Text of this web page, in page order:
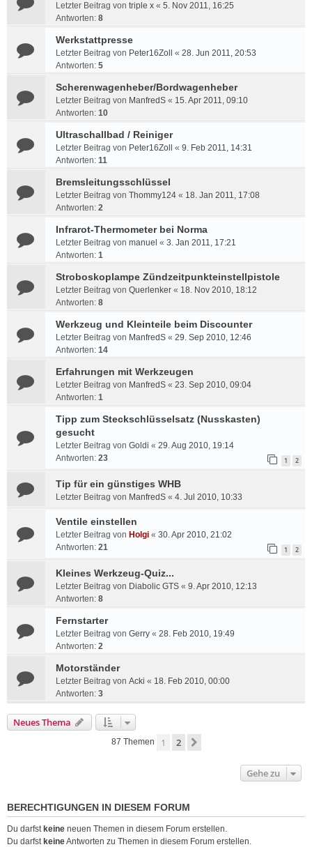
Letzter Beitrag von triple x « 5. Nov 2011, 16:25
Antworten: 8
Werkstattpresse
Letzter Beitrag von Peter16Zoll « 28. Jun 2011, 20:53
Antworten: 5
Scherenwagenheber/Bordwagenheber
Letzter Beitrag von ManfredS « 15. Apr 2011, 09:10
Antworten: 10
Ultraschallbad / Reiniger
Letzter Beitrag von Peter16Zoll « 9. Feb 2011, 14:31
Antworten: 11
Bremsleitungsschlüssel
Letzter Beitrag von Thommy124 « 18. Jan 2011, 17:08
Antworten: 2
Infrarot-Thermometer bei Norma
Letzter Beitrag von manuel « 3. Jan 2011, 17:21
Antworten: 1
Stroboskoplampe Zündzeitpunkteinstellpistole
Letzter Beitrag von Querlenker « 18. Nov 2010, 18:12
Antworten: 8
Werkzeug und Kleinteile beim Discounter
Letzter Beitrag von ManfredS « 29. Sep 2010, 12:46
Antworten: 14
Erfahrungen mit Werkzeugen
Letzter Beitrag von ManfredS « 23. Sep 2010, 09:04
Antworten: 1
Tipp zum Steckschlüsselsatz (Nusskasten)
gesucht
Letzter Beitrag von Goldi « 29. Aug 2010, 19:14
Antworten: 23 1 2
Tip für ein günstiges WHB
Letzter Beitrag von ManfredS « 4. Jul 2010, 10:33
Ventile einstellen
Letzter Beitrag von Holgi « 30. Apr 2010, 21:02
Antworten: 21 1 2
Kleines Werkzeug-Quiz...
Letzter Beitrag von Diabolic GTS « 9. Apr 2010, 12:13
Antworten: 8
Fernstarter
Letzter Beitrag von Gerry « 28. Feb 2010, 19:49
Antworten: 2
Motorständer
Letzter Beitrag von Acki « 18. Feb 2010, 00:00
Antworten: 3
Neues Thema
87 Themen 1 2
Gehe zu
BERECHTIGUNGEN IN DIESEM FORUM
Du darfst keine neuen Themen in diesem Forum erstellen.
Du darfst keineAntworten zu Themen in diesem Forum erstellen.